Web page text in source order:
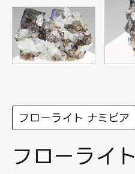
フローライト ナミビア
フローライ